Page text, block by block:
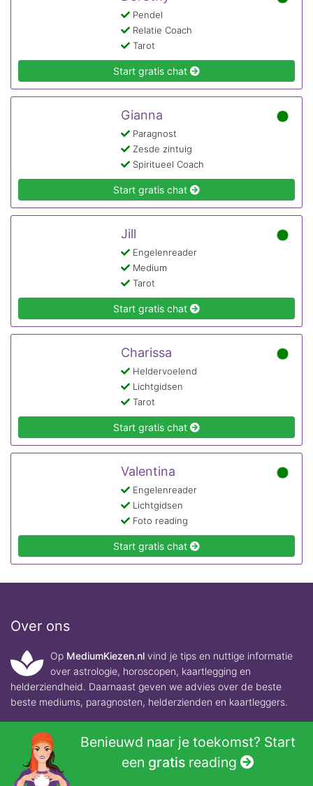
Pendel
Relatie Coach
Tarot
Start gratis chat
Gianna
Paragnost
Zesde zintuig
Spiritueel Coach
Start gratis chat
Jill
Engelenreader
Medium
Tarot
Start gratis chat
Charissa
Heldervoelend
Lichtgidsen
Tarot
Start gratis chat
Valentina
Engelenreader
Lichtgidsen
Foto reading
Start gratis chat
Over ons
Op MediumKiezen.nl vind je tips en nuttige informatie
over astrologie, horoscopen, kaartlegging en
helderziendheid. Daarnaast geven we advies over de beste
beste mediums, paragnosten, helderzienden en kaartleggers.
Contact
Benieuwd naar je toekomst? Start
een gratis reading